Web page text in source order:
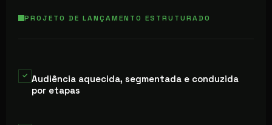
PROJETO DE LANÇAMENTO ESTRUTURADO
✓ Audiência aquecida, segmentada e conduzida
por etapas